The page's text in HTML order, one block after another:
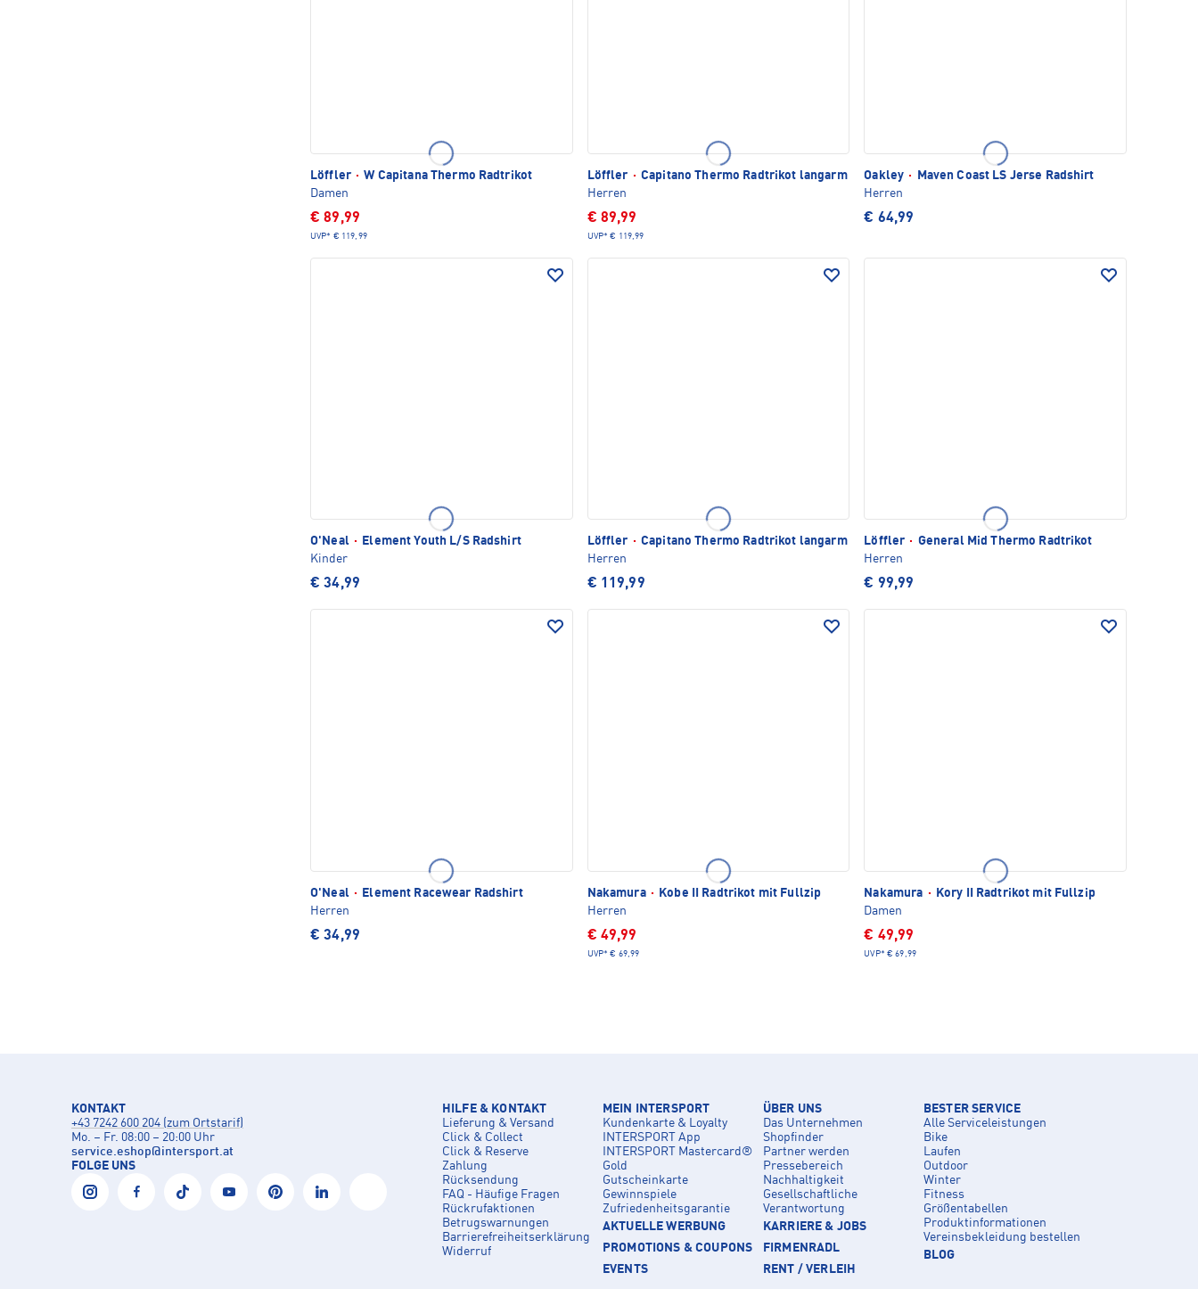
Löffler · W Capitana Thermo Radtrikot
Damen
€ 89,99
UVP* € 119,99
Löffler · Capitano Thermo Radtrikot langarm
Herren
€ 89,99
UVP* € 119,99
Oakley ·
Maven Coast LS Jerse Radshirt
Herren
€ 64,99
O'Neal ·
Element Youth L/S Radshirt
Kinder
€ 34,99
Löffler · Capitano Thermo Radtrikot langarm
Herren
€ 119,99
Löffler · General Mid Thermo Radtrikot
Herren
€ 99,99
O'Neal ·
Element Racewear Radshirt
Herren
€ 34,99
Nakamura ·
Kobe II Radtrikot mit Fullzip
Herren
€ 49,99
UVP* € 69,99
Nakamura ·
Kory II Radtrikot mit Fullzip
Damen
€ 49,99
UVP* € 69,99
KONTAKT
+43 7242 600 204 (zum Ortstarif)
Mo. – Fr. 08:00 – 20:00 Uhr
service.eshop@intersport.at
FOLGE UNS
HILFE & KONTAKT
Lieferung & Versand
Click & Collect
Click & Reserve
Zahlung
Rücksendung
FAQ - Häufige Fragen
Rückrufaktionen
Betrugswarnungen
Barrierefreiheitserklärung
Widerruf
MEIN INTERSPORT
Kundenkarte & Loyalty
INTERSPORT App
INTERSPORT Mastercard®
Gold
Gutscheinkarte
Gewinnspiele
Zufriedenheitsgarantie
AKTUELLE WERBUNG
PROMOTIONS & COUPONS
EVENTS
ÜBER UNS
Das Unternehmen
Shopfinder
Partner werden
Pressebereich
Nachhaltigkeit
Gesellschaftliche
Verantwortung
KARRIERE & JOBS
FIRMENRADL
RENT / VERLEIH
BESTER SERVICE
Alle Serviceleistungen
Bike
Laufen
Outdoor
Winter
Fitness
Größentabellen
Produktinformationen
Vereinsbekleidung bestellen
BLOG